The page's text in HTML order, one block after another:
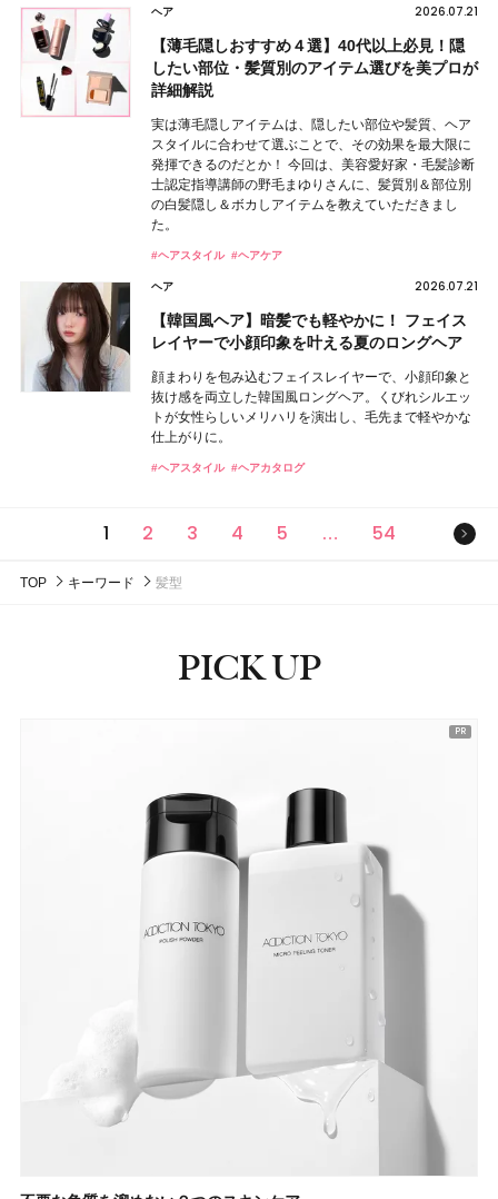
ヘア 2026.07.21
【薄毛隠しおすすめ４選】40代以上必見！隠
したい部位・髪質別のアイテム選びを美プロが
詳細解説
実は薄毛隠しアイテムは、隠したい部位や髪質、ヘア
スタイルに合わせて選ぶことで、その効果を最大限に
発揮できるのだとか！ 今回は、美容愛好家・毛髪診断
士認定指導講師の野毛まゆりさんに、髪質別＆部位別
の白髪隠し＆ボカしアイテムを教えていただきまし
た。
#ヘアスタイル #ヘアケア
ヘア 2026.07.21
【韓国風ヘア】暗髪でも軽やかに！ フェイス
レイヤーで小顔印象を叶える夏のロングヘア
顔まわりを包み込むフェイスレイヤーで、小顔印象と
抜け感を両立した韓国風ロングヘア。くびれシルエッ
トが女性らしいメリハリを演出し、毛先まで軽やかな
仕上がりに。
#ヘアスタイル #ヘアカタログ
1 2 3 4 5 … 54 次の
TOP キーワード 髪型
PICK UP